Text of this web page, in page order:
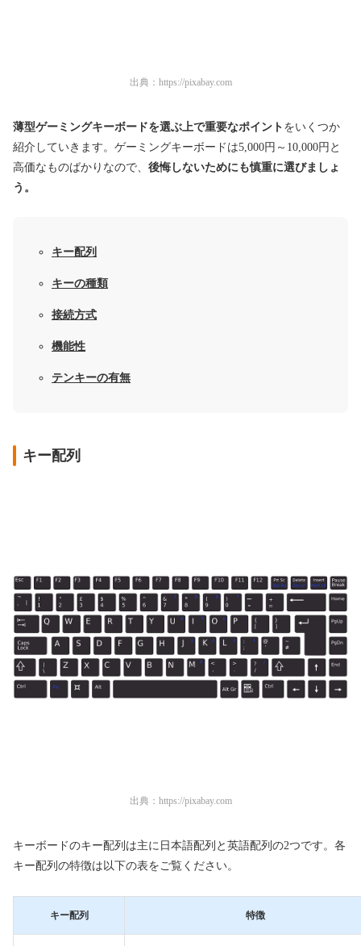
出典： https://pixabay.com
薄型ゲーミングキーボードを選ぶ上で重要なポイント をいくつか
紹介していきます。ゲーミングキーボードは5,000円～10,000円と
高価なものばかりなので、 後悔しないためにも慎重に選びましょ
う。
キー配列
キーの種類
接続方式
機能性
テンキーの有無
キー配列
出典： https://pixabay.com
キーボードのキー配列は主に日本語配列と英語配列の2つです。各
キー配列の特徴は以下の表をご覧ください。
キー配列 特徴